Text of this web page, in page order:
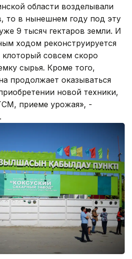
области возделывали
то в нынешнем году под эту
9 тысяч гектаров земли. И
ходом реконструируется
клоторый совсем скоро
сырья. Кроме того,
продолжает оказываться
новой техники,
приеме урожая», -